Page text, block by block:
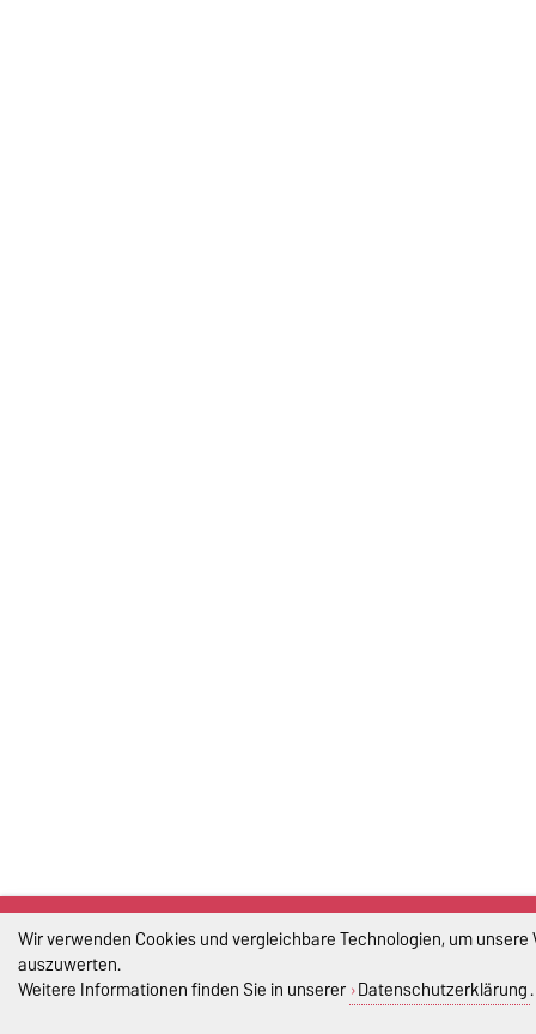
Wir verwenden Cookies und vergleichbare Technologien, um
auszuwerten.
Weitere Informationen finden Sie in unserer Datenschutzerklärung.